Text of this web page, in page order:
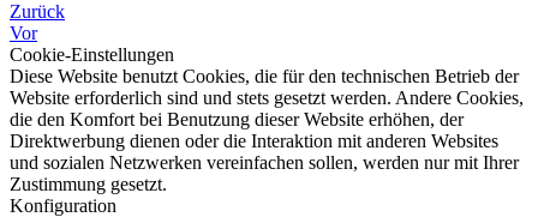
Zurück
Vor
Cookie-Einstellungen
Diese Website benutzt Cookies, die für den technischen Betrieb der
Website erforderlich sind und stets gesetzt werden. Andere Cookies,
die den Komfort bei Benutzung dieser Website erhöhen, der
Direktwerbung dienen oder die Interaktion mit anderen Websites
und sozialen Netzwerken vereinfachen sollen, werden nur mit Ihrer
Zustimmung gesetzt.
Konfiguration